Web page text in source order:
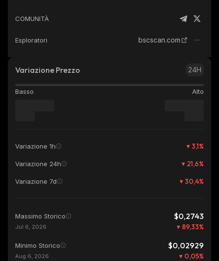
COMUNITÀ
Esploratori bscscan.com
Variazione Prezzo 24H
Basso Alto
Variazione 1h 3,1%
Variazione 24h 21,6%
Variazione 7d 30,4%
Massimo Storico $0,2743
Jul 6, 2026 89,33%
Minimo Storico $0,02929
Aug 6, 2026 0,05%